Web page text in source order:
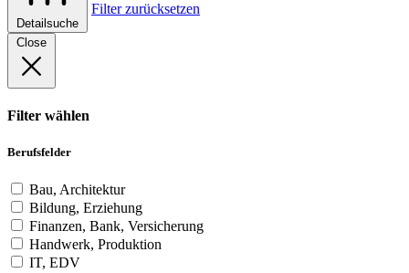
Detailsuche
Filter zurücksetzen
Close
Filter wählen
Berufsfelder
Bau, Architektur
Bildung, Erziehung
Finanzen, Bank, Versicherung
Handwerk, Produktion
IT, EDV